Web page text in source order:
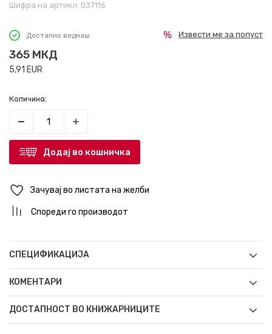
Шифра на артикл: 037116
Достапно веднаш
365 МКД
5,91 EUR
Извести ме за попуст
Количина:
Додај во кошничка
Зачувај во листата на желби
Спореди го производот
СПЕЦИФИКАЦИЈА
КОМЕНТАРИ
ДОСТАПНОСТ ВО КНИЖАРНИЦИТЕ